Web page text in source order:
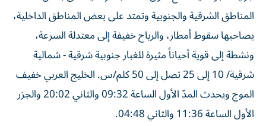
المناطق الشرقية والجنوبية وتمتد على بعض المناطق الداخلية،
يصاحبها سقوط أمطار، والرياح خفيفة إلى معتدلة السرعة،
ونشطة إلى قوية أحياناً مثيرة للغبار جنوبية شرقية - شمالية
شرقية/ 10 إلى 25 تصل إلى 50 كلم/س. الخليج العربي خفيف
الموج ويحدث المدّ الأول الساعة 09:32 والثاني 20:02 والجزر
الأول الساعة 11:36 والثاني 04:48.